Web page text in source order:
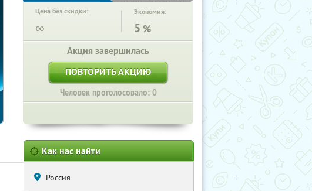
Цена без скидки:
∞
Экономия:
5 %
Акция завершилась
ПОВТОРИТЬ АКЦИЮ
Человек проголосовало: 0
Как нас найти
Россия